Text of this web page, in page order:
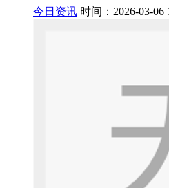
今日资讯 时间：2026-03-06